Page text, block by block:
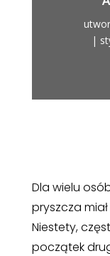
|
Dla wielu
pryszcza
Niestety,
początek